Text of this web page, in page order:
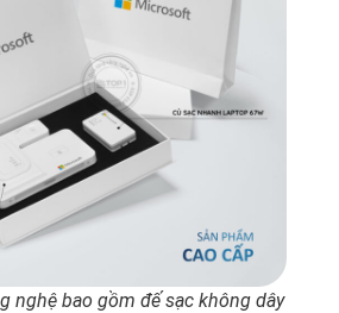
nghệ bao gồm đế sạc không dây